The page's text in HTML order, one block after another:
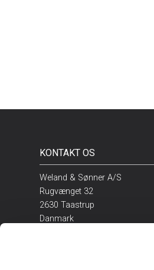
KONTAKT OS
Weland & Sønner A/S
Rugvænget 32
2630 Taastrup
Danmark